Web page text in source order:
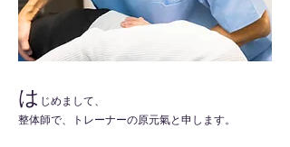
は じめまして、
整体師で、トレーナーの原元氣と申します。